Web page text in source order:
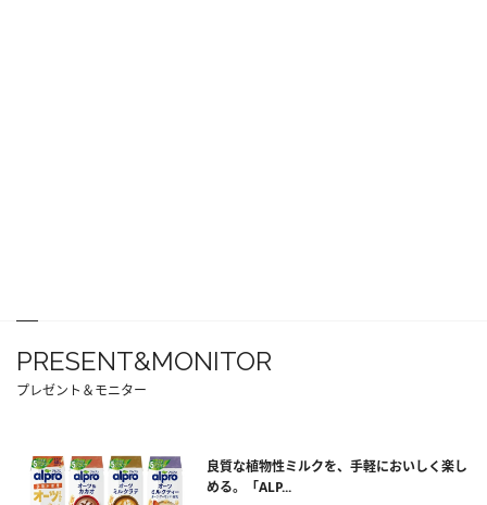
PRESENT&MONITOR
プレゼント＆モニター
良質な植物性ミルクを、手軽においしく楽し
める。「ALP...